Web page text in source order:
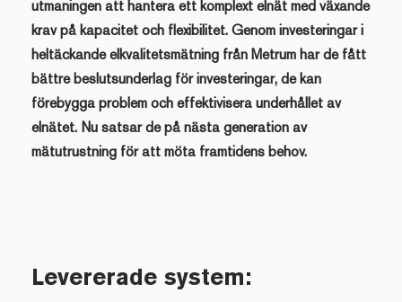
utmaningen att hantera ett komplext elnät med växande
krav på kapacitet och flexibilitet. Genom investeringar i
heltäckande elkvalitetsmätning från Metrum har de fått
bättre beslutsunderlag för investeringar, de kan
förebygga problem och effektivisera underhållet av
elnätet. Nu satsar de på nästa generation av
mätutrustning för att möta framtidens behov.
Levererade system: